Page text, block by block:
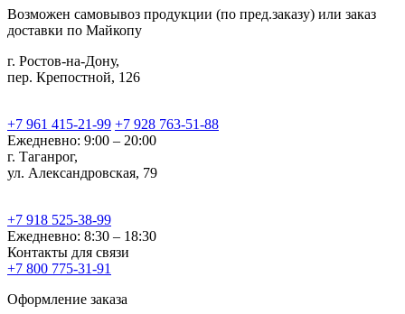
Возможен самовывоз продукции (по пред.заказу) или заказ
доставки по Майкопу
г. Ростов-на-Дону,
пер. Крепостной, 126
+7 961 415-21-99 +7 928 763-51-88
Ежедневно: 9:00 – 20:00
г. Таганрог,
ул. Александровская, 79
+7 918 525-38-99
Ежедневно: 8:30 – 18:30
Контакты для связи
+7 800 775-31-91
Оформление заказа